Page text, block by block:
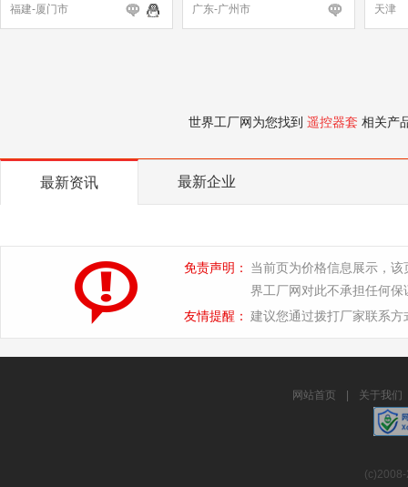
福建-厦门市
广东-广州市
天津
世界工厂网为您找到 遥控器套 相关产
最新资讯 最新企业
免责声明：
当前页为价格信息展示，
界工厂网对此不承担任何保
友情提醒： 建议您通过拨打厂家联系
网站首页 关于我们